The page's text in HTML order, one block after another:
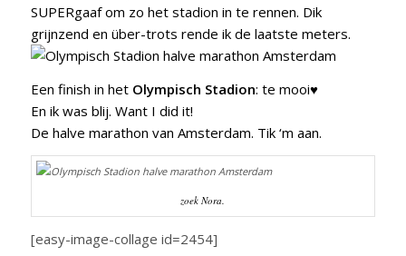
SUPERgaaf om zo het stadion in te rennen. Dik
grijnzend en über-trots rende ik de laatste meters.
Een finish in hetOlympisch Stadion: te mooi♥
En ik was blij. Want I did it!
De halve marathon van Amsterdam. Tik ‘m aan.
zoek Nora.
[easy-image-collage id=2454]